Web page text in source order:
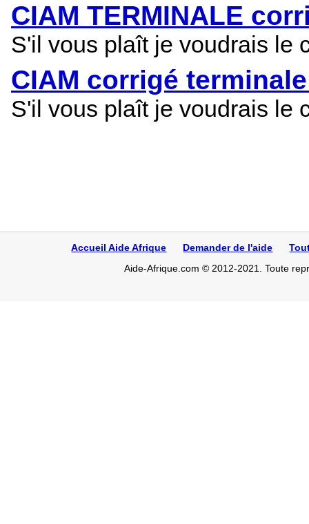
CIAM TERMINALE
S'il vous plaît je voudrais le
CIAM corrigé
S'il vous plaît je voudrais le
Accueil Aide Afrique Demander de l'aide
Aide-Afrique.com © 2012-2021. Toute